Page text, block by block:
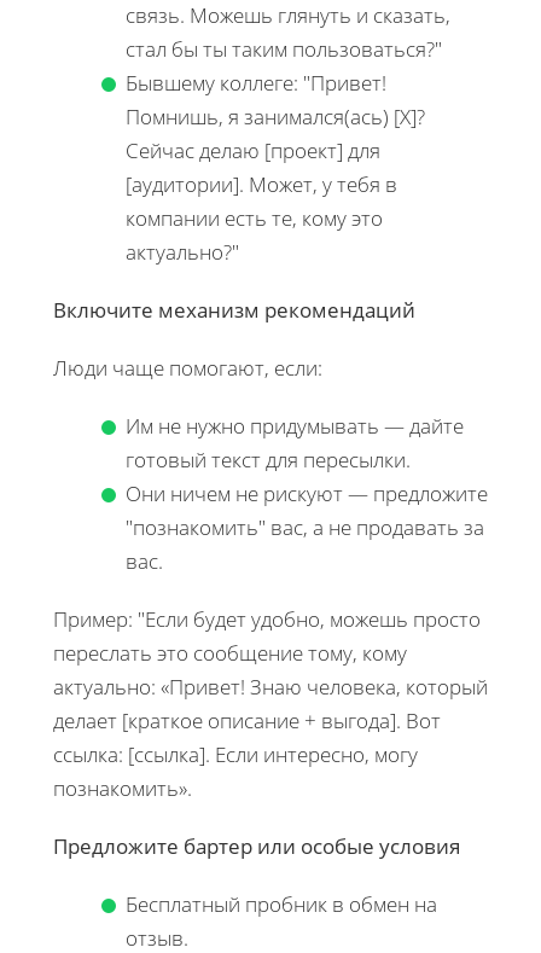
связь. Можешь глянуть и сказать,
стал бы ты таким пользоваться?"
Бывшему коллеге: "Привет!
Помнишь, я занимался(ась) [X]?
Сейчас делаю [проект] для
[аудитории]. Может, у тебя в
компании есть те, кому это
актуально?"
Включите механизм рекомендаций
Люди чаще помогают, если:
Им не нужно придумывать — дайте
готовый текст для пересылки.
Они ничем не рискуют — предложите
"познакомить" вас, а не продавать за
вас.
Пример: "Если будет удобно, можешь просто
переслать это сообщение тому, кому
актуально: «Привет! Знаю человека, который
делает [краткое описание + выгода]. Вот
ссылка: [ссылка]. Если интересно, могу
познакомить».
Предложите бартер или особые условия
Бесплатный пробник в обмен на
отзыв.